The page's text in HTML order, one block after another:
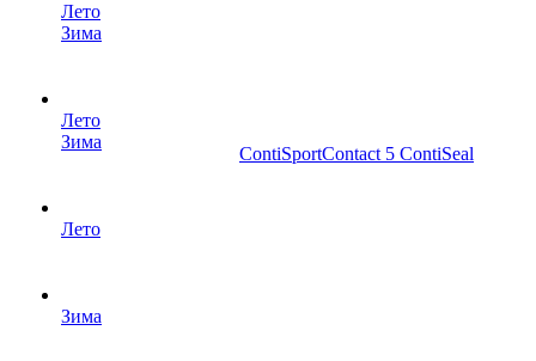
Лето
Зима
Лето
Зима
Лето
Зима
ContiSportContact 5 ContiSeal